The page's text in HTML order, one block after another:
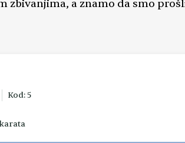
zbivanjima, a znamo da smo
Kod: 5